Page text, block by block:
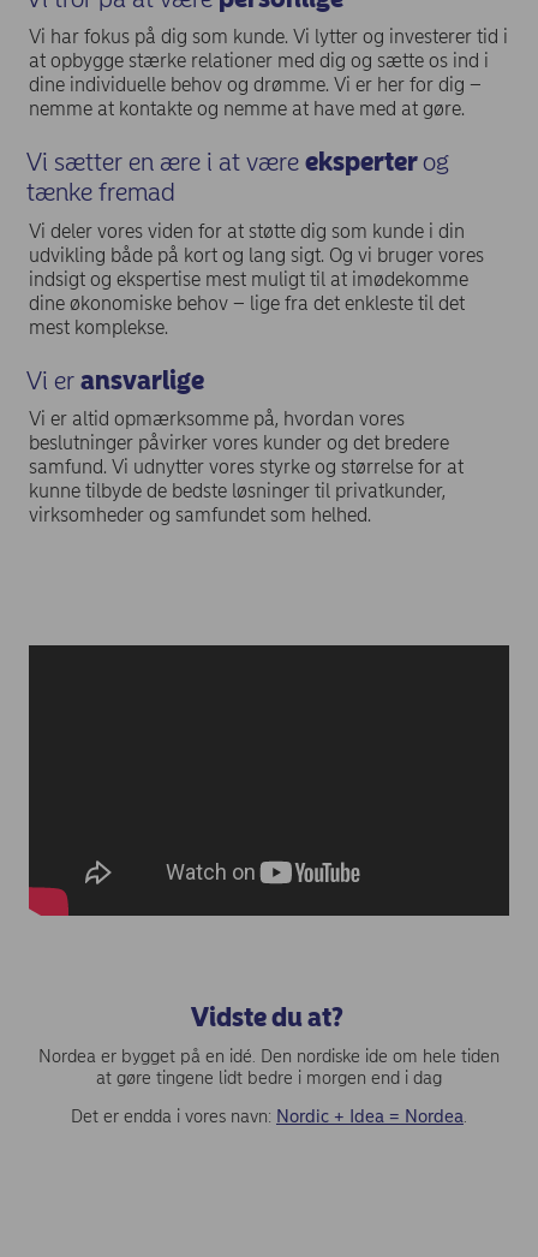
Vi har fokus på dig som kunde. Vi lytter og investerer tid i
at opbygge stærke relationer med dig og sætte os ind i
dine individuelle behov og drømme. Vi er her for dig –
nemme at kontakte og nemme at have med at gøre.
Vi sætter en ære i at være eksperterog
tænke fremad
Vi deler vores viden for at støtte dig som kunde i din
udvikling både på kort og lang sigt. Og vi bruger vores
indsigt og ekspertise mest muligt til at imødekomme
dine økonomiske behov – lige fra det enkleste til det
mest komplekse.
Vi er ansvarlige
Vi er altid opmærksomme på, hvordan vores
beslutninger påvirker vores kunder og det bredere
samfund. Vi udnytter vores styrke og størrelse for at
kunne tilbyde de bedste løsninger til privatkunder,
virksomheder og samfundet som helhed.
Vidste du at?
Nordea er bygget på en idé. Den nordiske ide om hele tiden
at gøre tingene lidt bedre i morgen end i dag
Det er endda i vores navn: Nordic + Idea = Nordea.